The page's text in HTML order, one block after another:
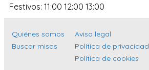
Las Palmas
Festivos: 11:00 12:00 13:00
Quiénes somos
Buscar misas
Aviso legal
Política de privacidad
Política de cookies